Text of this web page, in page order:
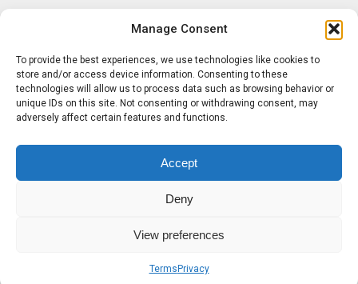
Manage Consent
To provide the best experiences, we use technologies like cookies to
store and/or access device information. Consenting to these
technologies will allow us to process data such as browsing behavior or
unique IDs on this site. Not consenting or withdrawing consent, may
adversely affect certain features and functions.
Accept
Deny
View preferences
Terms Privacy
Sobre nosotros Términos